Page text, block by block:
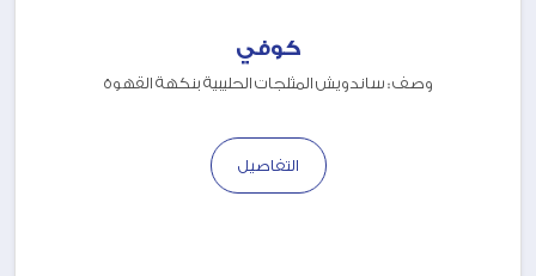
كوفي
وصف : ساندويش المثلجات الحليبية بنكهة القهوة
التفاصيل